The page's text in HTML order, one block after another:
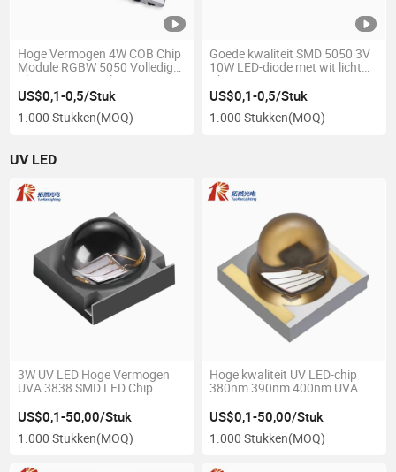
Hoge Vermogen 4W COB Chip
Module RGBW 5050 Volledige
Kleur SMD LED Chip
US$0,1-0,5/Stuk
1.000 Stukken(MOQ)
Goede kwaliteit SMD 5050 3V
10W LED-diode met wit licht
Chip
US$0,1-0,5/Stuk
1.000 Stukken(MOQ)
UV LED
3W UV LED Hoge Vermogen
UVA 3838 SMD LED Chip
US$0,1-50,00/Stuk
1.000 Stukken(MOQ)
Hoge kwaliteit UV LED-chip
380nm 390nm 400nm UVA
US$0,1-50,00/Stuk
1.000 Stukken(MOQ)